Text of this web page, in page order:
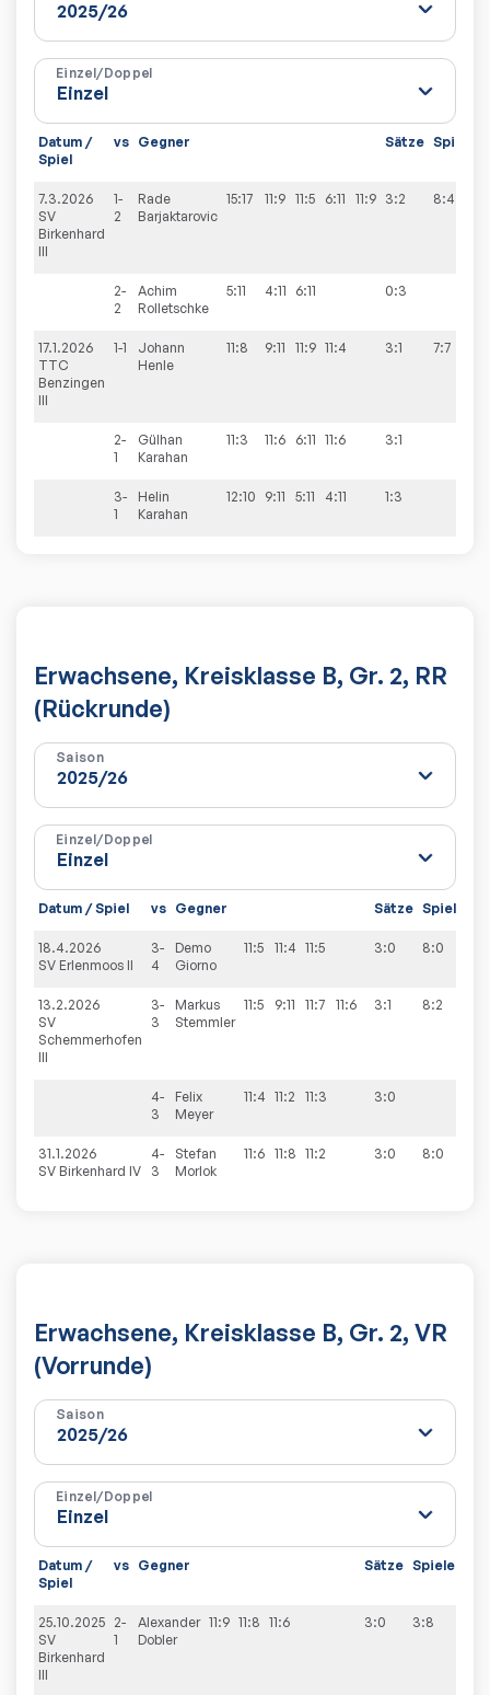
Einzel/Doppel
Datum /
Spiel
vs Gegner Sätze Spiele
7.3.2026
SV
Birkenhard
III
1-
2
Rade
Barjaktarovic
15:17 11:9 11:5 6:11 11:9 3:2 8:4
2-
2
Achim
Rolletschke
5:11 4:11 6:11 0:3
17.1.2026
TTC
Benzingen
III
1-1
Johann
Henle
11:8 9:11 11:9 11:4 3:1 7:7
2-
1
Gülhan
Karahan
11:3 11:6 6:11 11:6 3:1
3-
1
Helin
Karahan
12:10 9:11 5:11 4:11 1:3
Erwachsene, Kreisklasse B, Gr. 2, RR
(Rückrunde)
Saison
Einzel/Doppel
Datum / Spiel vs Gegner Sätze Spiele
18.4.2026
SV Erlenmoos II
3-
4
Demo
Giorno
11:5 11:4 11:5 3:0 8:0
13.2.2026
SV
Schemmerhofen
III
3-
3
Markus
Stemmler
11:5 9:11 11:7 11:6 3:1 8:2
4-
3
Felix
Meyer
11:4 11:2 11:3 3:0
31.1.2026
SV Birkenhard IV
4-
3
Stefan
Morlok
11:6 11:8 11:2 3:0 8:0
Erwachsene, Kreisklasse B, Gr. 2, VR
(Vorrunde)
Saison
Einzel/Doppel
Datum /
Spiel
vs Gegner Sätze Spiele
25.10.2025
SV
Birkenhard
III
2-
1
Alexander
Dobler
11:9 11:8 11:6 3:0 3:8